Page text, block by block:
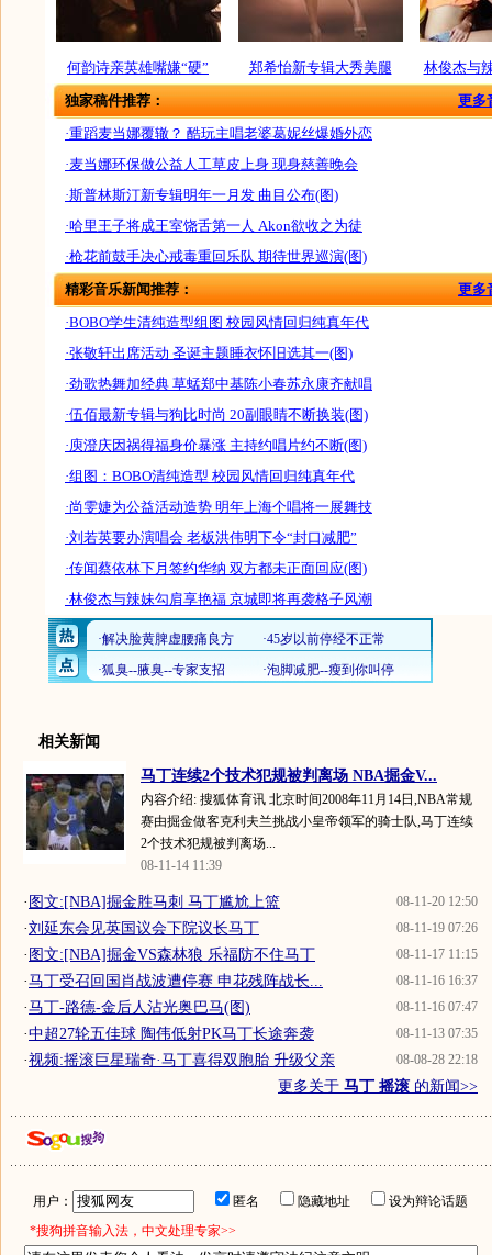
何韵诗亲英雄嘴嫌“硬” 郑希怡新专辑大秀美腿
林俊杰与
独家稿件推荐：
更多
·重蹈麦当娜覆辙？ 酷玩主唱老婆葛妮丝爆婚外恋
·麦当娜环保做公益人工草皮上身 现身慈善晚会
·斯普林斯汀新专辑明年一月发 曲目公布(图)
·哈里王子将成王室饶舌第一人 Akon欲收之为徒
·枪花前鼓手决心戒毒重回乐队 期待世界巡演(图)
精彩音乐新闻推荐：
更多
·BOBO学生清纯造型组图 校园风情回归纯真年代
·张敬轩出席活动 圣诞主题睡衣怀旧选其一(图)
·劲歌热舞加经典 草蜢郑中基陈小春苏永康齐献唱
·伍佰最新专辑与狗比时尚 20副眼睛不断换装(图)
·庾澄庆因祸得福身价暴涨 主持约唱片约不断(图)
·组图：BOBO清纯造型 校园风情回归纯真年代
·尚雯婕为公益活动造势 明年上海个唱将一展舞技
·刘若英要办演唱会 老板洪伟明下令“封口减肥”
·传闻蔡依林下月签约华纳 双方都未正面回应(图)
·林俊杰与辣妹勾肩享艳福 京城即将再袭格子风潮
相关新闻
马丁连续2个技术犯规被判离场 NBA掘金V...
内容介绍: 搜狐体育讯 北京时间2008年11月14日,NBA常规
赛由掘金做客克利夫兰挑战小皇帝领军的骑士队,马丁连续
2个技术犯规被判离场...
08-11-14 11:39
08-11-20 12:50
·图文:[NBA]掘金胜马刺 马丁尴尬上篮
08-11-19 07:26
·刘延东会见英国议会下院议长马丁
08-11-17 11:15
·图文:[NBA]掘金VS森林狼 乐福防不住马丁
08-11-16 16:37
·马丁受召回国肖战波遭停赛 申花残阵战长...
08-11-16 07:47
·马丁-路德-金后人沾光奥巴马(图)
08-11-13 07:35
·中超27轮五佳球 陶伟低射PK马丁长途奔袭
08-08-28 22:18
·视频:摇滚巨星瑞奇·马丁喜得双胞胎 升级父亲
更多关于 马丁 摇滚 的新闻>>
用户： 匿名 隐藏地址
设为辩论话题
*搜狗拼音输入法，中文处理专家>>